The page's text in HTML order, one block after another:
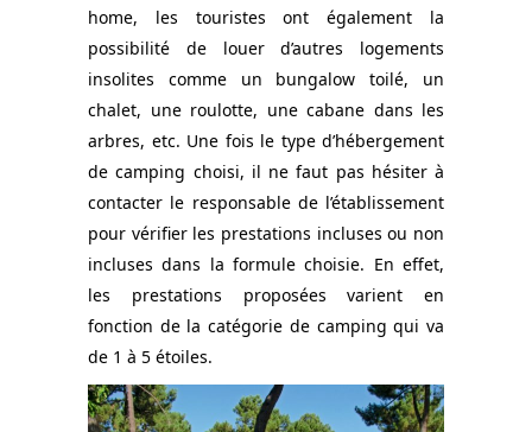
home, les touristes ont également la
possibilité de louer d’autres logements
insolites comme un bungalow toilé, un
chalet, une roulotte, une cabane dans les
arbres, etc. Une fois le type d’hébergement
de camping choisi, il ne faut pas hésiter à
contacter le responsable de l’établissement
pour vérifier les prestations incluses ou non
incluses dans la formule choisie. En effet,
les prestations proposées varient en
fonction de la catégorie de camping qui va
de 1 à 5 étoiles.